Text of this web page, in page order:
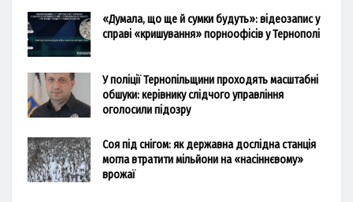
«Думала, що ще й сумки будуть»: відеозапис у
справі «кришування» порноофісів у Тернополі
У поліції Тернопільщини проходять масштабні
обшуки: керівнику слідчого управління
оголосили підозру
Соя під снігом: як державна дослідна станція
могла втратити мільйони на «насіннєвому»
врожаї